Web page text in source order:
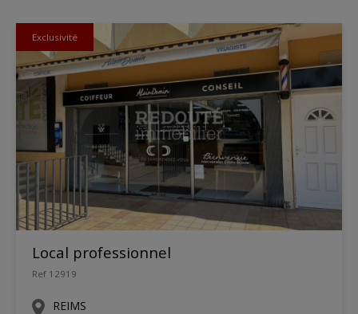
Exclusivité
Local professionnel
Ref 12919
REIMS